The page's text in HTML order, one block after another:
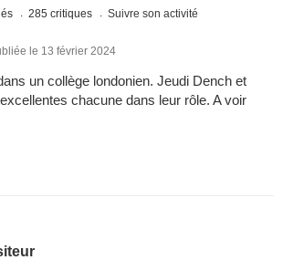
285 critiques Suivre son activité
le 13 février 2024
un collège londonien. Jeudi Dench et
chacune dans leur rôle. A voir